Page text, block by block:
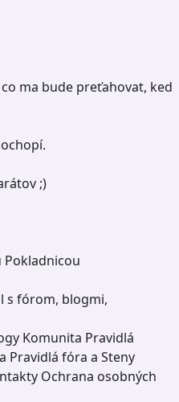
ma bude preťahovat, ked
;)
Pokladnicou
s fórom, blogmi,
Komunita Pravidlá
Pravidlá fóra a Steny
Ochrana osobných